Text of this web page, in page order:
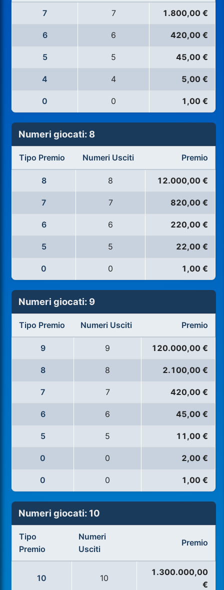
7 7 1.800,00 €
6 6 420,00 €
5 5 45,00 €
4 4 5,00 €
0 0 1,00 €
Numeri giocati: 8
Tipo Premio Numeri Usciti Premio
8 8 12.000,00 €
7 7 820,00 €
6 6 220,00 €
5 5 22,00 €
0 0 1,00 €
Numeri giocati: 9
Tipo Premio Numeri Usciti Premio
9 9 120.000,00 €
8 8 2.100,00 €
7 7 420,00 €
6 6 45,00 €
5 5 11,00 €
0 0 2,00 €
0 0 1,00 €
Numeri giocati: 10
Tipo
Premio
Numeri
Usciti
Premio
10 10
1.300.000,00
€